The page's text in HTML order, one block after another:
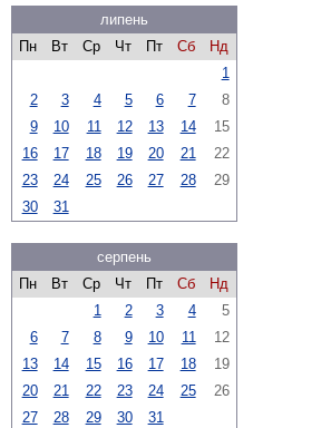
липень
Пн
Вт Ср Чт Пт Сб
Нд
1
2
3 4 5 6 7
8
9
10 11 12 13 14
15
16
17 18 19 20 21
22
23
24 25 26 27 28
29
30
31
серпень
Пн
Вт Ср Чт Пт Сб
Нд
1
2 3 4
5
6
7 8 9 10 11
12
13
14 15 16 17 18
19
20
21 22 23 24 25
26
27
28 29 30 31